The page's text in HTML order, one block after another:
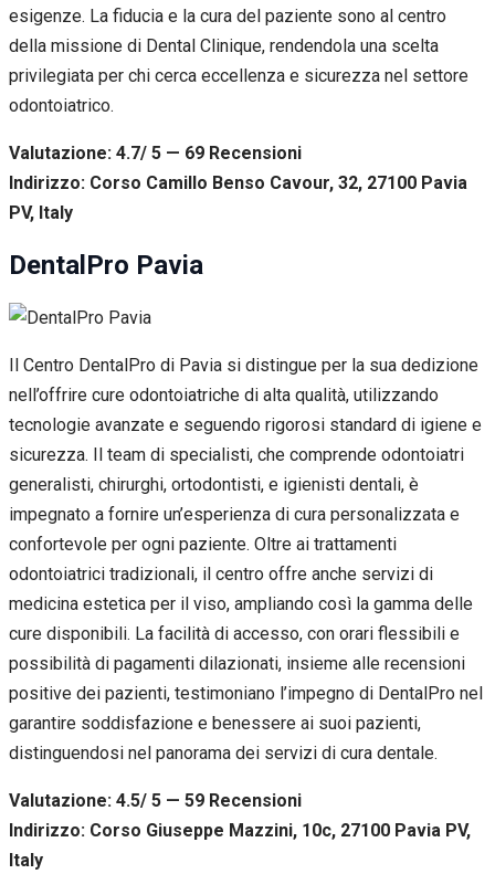
esigenze. La fiducia e la cura del paziente sono al centro
della missione di Dental Clinique, rendendola una scelta
privilegiata per chi cerca eccellenza e sicurezza nel settore
odontoiatrico.
Valutazione: 4.7/ 5 — 69 Recensioni
Indirizzo: Corso Camillo Benso Cavour, 32, 27100 Pavia
PV, Italy
DentalPro Pavia
Il Centro DentalPro di Pavia si distingue per la sua dedizione
nell’offrire cure odontoiatriche di alta qualità, utilizzando
tecnologie avanzate e seguendo rigorosi standard di igiene e
sicurezza. Il team di specialisti, che comprende odontoiatri
generalisti, chirurghi, ortodontisti, e igienisti dentali, è
impegnato a fornire un’esperienza di cura personalizzata e
confortevole per ogni paziente. Oltre ai trattamenti
odontoiatrici tradizionali, il centro offre anche servizi di
medicina estetica per il viso, ampliando così la gamma delle
cure disponibili. La facilità di accesso, con orari flessibili e
possibilità di pagamenti dilazionati, insieme alle recensioni
positive dei pazienti, testimoniano l’impegno di DentalPro nel
garantire soddisfazione e benessere ai suoi pazienti,
distinguendosi nel panorama dei servizi di cura dentale.
Valutazione: 4.5/ 5 — 59 Recensioni
Indirizzo: Corso Giuseppe Mazzini, 10c, 27100 Pavia PV,
Italy